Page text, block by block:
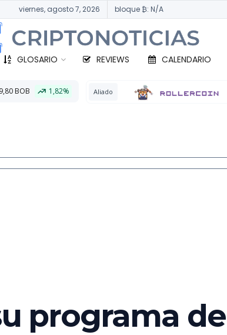
viernes, agosto 7, 2026 bloque ₿: N/A
GLOSARIO REVIEWS CALENDARIO
Aliado BTC
programa